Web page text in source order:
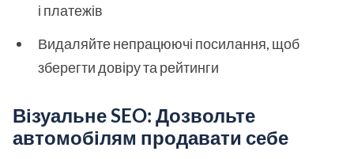
і платежів
Видаляйте непрацюючі посилання, щоб
зберегти довіру та рейтинги
Візуальне SEO: Дозвольте
автомобілям продавати себе